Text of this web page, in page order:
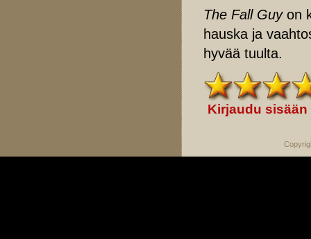
The Fall Guyon
hauska ja
hyvää tuulta.
Kirjaudu sisään